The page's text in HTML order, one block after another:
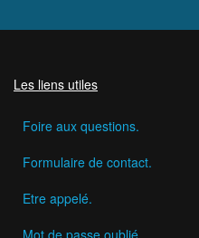
Les liens utiles
Foire aux questions.
Formulaire de contact.
Etre appelé.
Mot de passe oublié